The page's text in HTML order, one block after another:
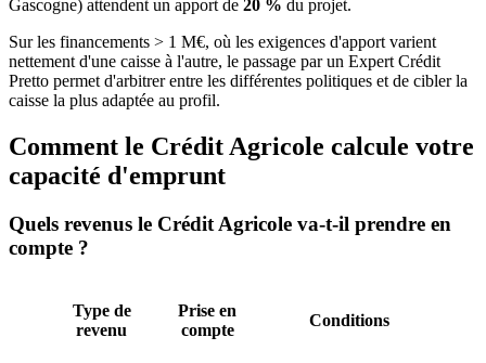
Gascogne) attendent un apport de 20 % du projet.
Sur les financements > 1 M€, où les exigences d'apport varient
nettement d'une caisse à l'autre, le passage par un Expert Crédit
Pretto permet d'arbitrer entre les différentes politiques et de cibler la
caisse la plus adaptée au profil.
Comment le Crédit Agricole calcule votre
capacité d'emprunt
Quels revenus le Crédit Agricole va-t-il prendre en
compte ?
Type de
revenu
Prise en
compte
Conditions